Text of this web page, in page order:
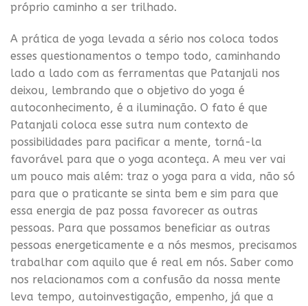
próprio caminho a ser trilhado.
A prática de yoga levada a sério nos coloca todos
esses questionamentos o tempo todo, caminhando
lado a lado com as ferramentas que Patanjali nos
deixou, lembrando que o objetivo do yoga é
autoconhecimento, é a iluminação. O fato é que
Patanjali coloca esse sutra num contexto de
possibilidades para pacificar a mente, torná-la
favorável para que o yoga aconteça. A meu ver vai
um pouco mais além: traz o yoga para a vida, não só
para que o praticante se sinta bem e sim para que
essa energia de paz possa favorecer as outras
pessoas. Para que possamos beneficiar as outras
pessoas energeticamente e a nós mesmos, precisamos
trabalhar com aquilo que é real em nós. Saber como
nos relacionamos com a confusão da nossa mente
leva tempo, autoinvestigação, empenho, já que a